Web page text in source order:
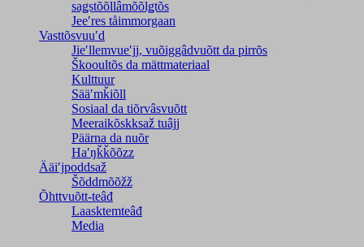
saǥstõõllâmõõlǥtõs
Jeeʹres tåimmorgaan
Vasttõsvuuʹd
Jieʹllemvueʹjj, vuõiggâdvuõtt da pirrõs
Škooultõs da mättmateriaal
Kulttuur
Sääʹmǩiõll
Sosiaal da tiõrvâsvuõtt
Meeraikõskksaž tuâjj
Päärna da nuõr
Haʹŋǩǩõõzz
Ääiʹjpoddsaž
Šõddmõõžž
Õhttvuõtt-teâđ
Laasktemteâđ
Media